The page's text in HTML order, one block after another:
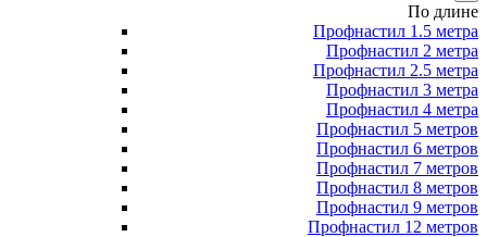
По длине
Профнастил 1.5 метра
Профнастил 2 метра
Профнастил 2.5 метра
Профнастил 3 метра
Профнастил 4 метра
Профнастил 5 метров
Профнастил 6 метров
Профнастил 7 метров
Профнастил 8 метров
Профнастил 9 метров
Профнастил 12 метров